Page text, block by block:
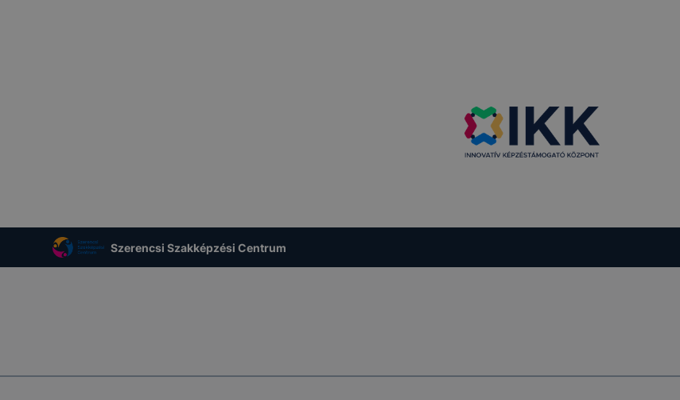
Szerencsi Szakképzési Centrum